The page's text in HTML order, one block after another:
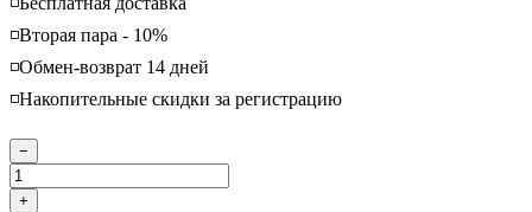
◽️Вторая пара - 10%
◽️Обмен-возврат 14 дней
◽️Накопительные скидки за регистрацию
−
+